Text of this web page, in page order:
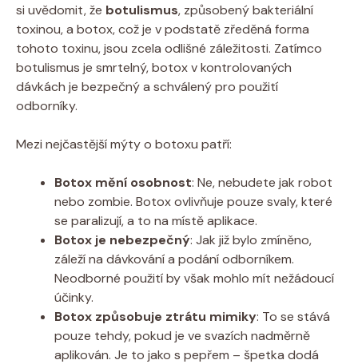
si uvědomit, že botulismus, způsobený bakteriální
toxinou, a botox, což je v podstatě zředěná forma
tohoto toxinu, jsou zcela odlišné záležitosti. Zatímco
botulismus je smrtelný, botox v kontrolovaných
dávkách je bezpečný a schválený pro použití
odborníky.
Mezi nejčastější mýty o botoxu patří:
Botox mění osobnost: Ne, nebudete jak robot
nebo zombie. Botox ovlivňuje pouze svaly, které
se paralizují, a to na místě aplikace.
Botox je nebezpečný: Jak již bylo zmíněno,
záleží na dávkování a podání odborníkem.
Neodborné použití by však mohlo mít nežádoucí
účinky.
Botox způsobuje ztrátu mimiky: To se stává
pouze tehdy, pokud je ve svazích nadměrně
aplikován. Je to jako s pepřem – špetka dodá